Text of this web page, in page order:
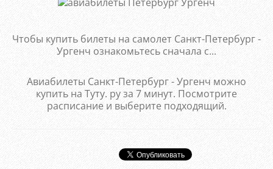
Чтобы купить билеты на самолет Санкт-Петербург -
Ургенч ознакомьтесь сначала с...
Авиабилеты Санкт-Петербург - Ургенч можно
купить на Туту. ру за 7 минут. Посмотрите
расписание и выберите подходящий.